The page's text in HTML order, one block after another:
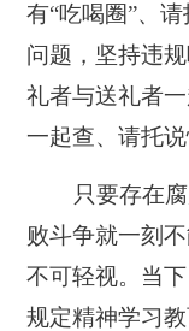
有“吃喝圈”、
问题，坚持违
礼者与送礼者
一起查、请托
只要存在
败斗争就一刻
不可轻视。当
规定精神学习